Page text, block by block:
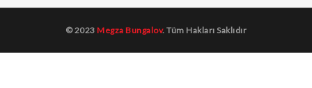
© 2023Megza Bungalov. Tüm Hakları Saklıdır